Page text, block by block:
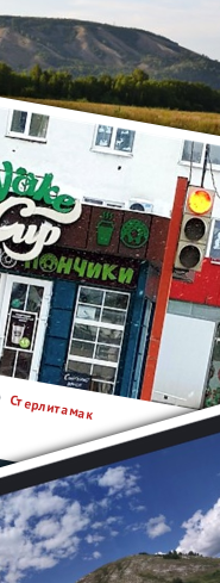
Стерлитамак
Стерлитамак